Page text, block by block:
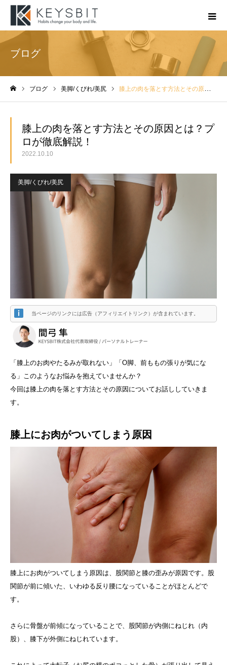
ブログ
ブログ 美脚/くびれ/美尻 膝上の肉を落とす方法とその原因とは？プロが徹底解説！
膝上の肉を落とす方法とその原因とは？プ
ロが徹底解説！
2022.10.10
美脚/くびれ/美尻
当ページのリンクには広告（アフィリエイトリンク）が含まれています。
「膝上のお肉やたるみが取れない」「O脚、前ももの張りが気にな
る」このようなお悩みを抱えていませんか？
今回は膝上の肉を落とす方法とその原因についてお話ししていきま
す。
膝上にお肉がついてしまう原因
膝上にお肉がついてしまう原因は、股関節と膝の歪みが原因です。股
関節が前に傾いた、いわゆる反り腰になっていることがほとんどで
す。
さらに骨盤が前傾になっていることで、股関節が内側にねじれ（内
股）、膝下が外側にねじれています。